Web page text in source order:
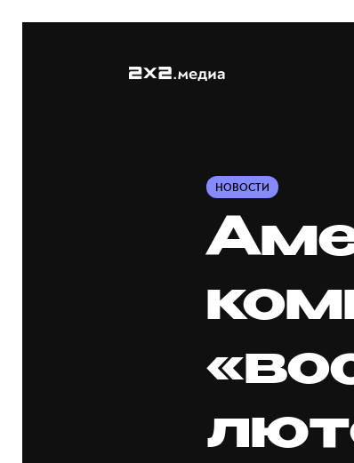
НОВОСТИ